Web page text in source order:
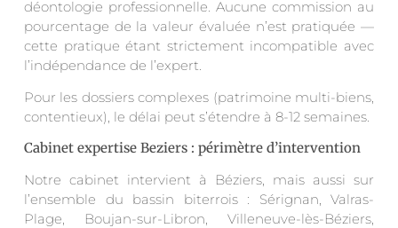
déontologie professionnelle. Aucune commission au
pourcentage de la valeur évaluée n’est pratiquée —
cette pratique étant strictement incompatible avec
l’indépendance de l’expert.
Pour les dossiers complexes (patrimoine multi-biens,
contentieux), le délai peut s’étendre à 8-12 semaines.
Cabinet expertise Beziers : périmètre d’intervention
Notre cabinet intervient à Béziers, mais aussi sur
l’ensemble du bassin biterrois : Sérignan, Valras-
Plage, Boujan-sur-Libron, Villeneuve-lès-Béziers,